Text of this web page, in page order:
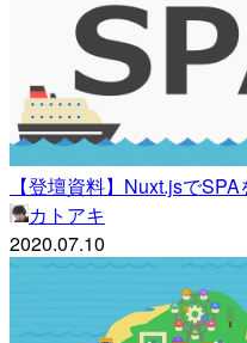
【登壇資料】Nuxt.jsで
カトアキ
2020.07.10